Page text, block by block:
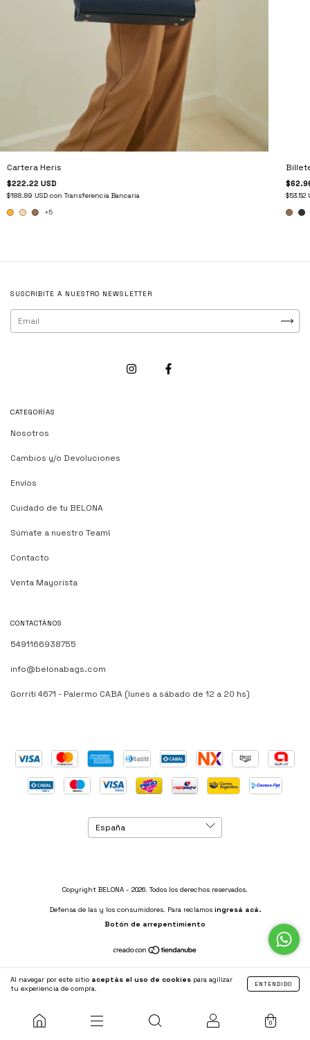
Al navegar por este sitio aceptás el uso de cookies para agilizar
tu experiencia de compra.
ENTENDIDO
0
Cartera Heris
$222.22 USD
$188.89 USDcon Transferencia Bancaria
+5
$53.52
SUSCRIBITE A NUESTRO NEWSLETTER
CATEGORÍAS
Nosotros
Cambios y/o Devoluciones
Envíos
Cuidado de tu BELONA
Súmate a nuestro Team!
Contacto
Venta Mayorista
CONTACTÁNOS
5491166938755
info@belonabags.com
Gorriti 4671 - Palermo CABA (lunes a sábado de 12 a 20 hs)
Copyright BELONA - 2026. Todos los derechos reservados.
Defensa de las y los consumidores. Para reclamos ingresá acá.
Botón de arrepentimiento